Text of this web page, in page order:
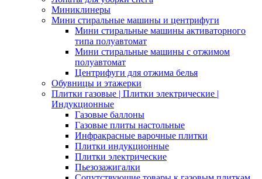
Миниклинеры
Мини стиральные машины и центрифуги
Мини стиральные машины активаторного
типа полуавтомат
Мини стиральные машины с отжимом
полуавтомат
Центрифуги для отжима белья
Обувницы и этажерки
Плитки газовые | Плитки электрические |
Индукционные
Газовые баллоны
Газовые плиты настольные
Инфракрасные варочные плитки
Плитки индукционные
Плитки электрические
Пьезозажигалки